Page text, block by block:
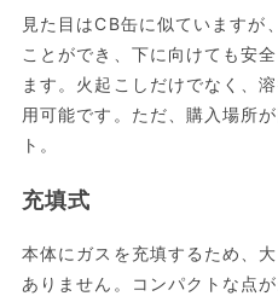
見た目はCB缶に似ていま
ことができ、下に向けても安
ます。火起こしだけでなく、
用可能です。ただ、購入場所
ト。
充填式
本体にガスを充填するため、
ありません。コンパクトな点